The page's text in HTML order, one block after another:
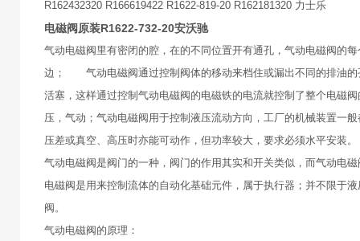
R162432320 R166619422 R1622-819-20 R162181320 力士乐
电磁阀原装R1622-732-20安沃驰
气动电磁阀里有密闭的腔，在的不同位置开有通孔，气动电磁阀的
边； 气动电磁阀通过控制阀体的移动来档住或漏出不同的排油的
活塞，这样通过控制气动电磁阀的电磁铁的电流就控制了整个电
压，气动；气动电磁阀用于控制液压流动方向，工厂的机械装置
压差或真空、高压时亦能可动作，但功率较大，要求必须水平安
气动电磁阀是阀门的一种，阀门的作用其实和开关类似，而气动电
电磁阀是用来控制流体的自动化基础元件，属于执行器；并不限于
阀。
气动电磁阀的原理：